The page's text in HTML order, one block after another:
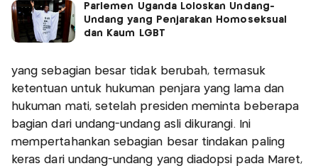
Parlemen Uganda Loloskan Undang-
Undang yang Penjarakan Homoseksual
dan Kaum LGBT
yang sebagian besar tidak berubah, termasuk
ketentuan untuk hukuman penjara yang lama dan
hukuman mati, setelah presiden meminta beberapa
bagian dari undang-undang asli dikurangi. Ini
mempertahankan sebagian besar tindakan paling
keras dari undang-undang yang diadopsi pada Maret,